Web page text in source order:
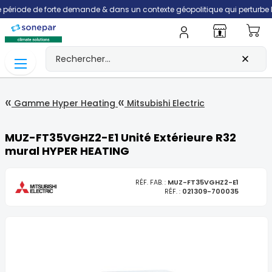
de forte demande & dans un contexte géopolitique qui perturbe la
Gamme Hyper Heating Mitsubishi Electric
MUZ-FT35VGHZ2-E1 Unité Extérieure R32
mural HYPER HEATING
RÉF. FAB. : MUZ-FT35VGHZ2-E1
RÉF. : 021309-700035